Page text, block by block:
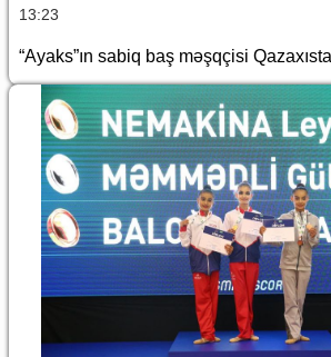
13:23
“Ayaks”ın sabiq baş məşqçisi